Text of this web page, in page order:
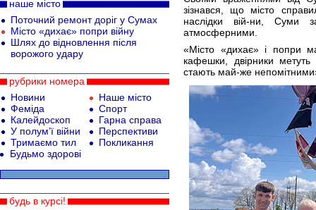
зізнався, що місто
наслідки вій-ни, Суми
атмосферними.
«Місто «дихає» і попри
кафешки, двірники метуть
стають май-же
наше місто
Поточний ремонт доріг у Сумах
Місто «дихає» попри війну
Шлях до відновлення після
ворожого удару
рубрики номера
Новини
Феміда
Калейдоскоп
У полум’ї війни
Тримаємо тил
Наше місто
Спорт
Гарна справа
Перспективи
Покликання
Будьмо здорові
будь в курсі!